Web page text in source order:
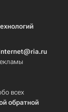
всех
обратной